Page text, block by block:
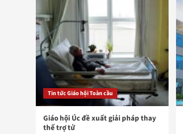
Tin tức Giáo hội Toàn cầu
Giáo hội Úc đề xuất giải pháp thay
thế trợ tử